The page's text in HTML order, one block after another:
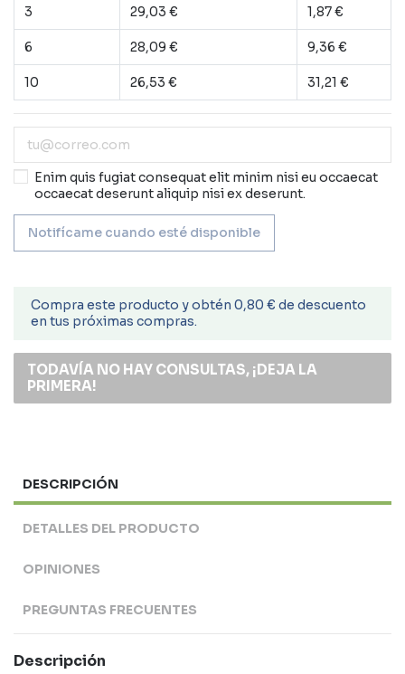
3 29,03 € 1,87 €
6 28,09 € 9,36 €
10 26,53 € 31,21 €
Compra este producto y obtén 0,80 € de descuento
en tus próximas compras.
TODAVÍA NO HAY CONSULTAS, ¡DEJA LA
PRIMERA!
Enim quis fugiat consequat elit minim nisi eu occaecat
occaecat deserunt aliquip nisi ex deserunt.
DESCRIPCIÓN
DETALLES DEL PRODUCTO
OPINIONES
PREGUNTAS FRECUENTES
Descripción